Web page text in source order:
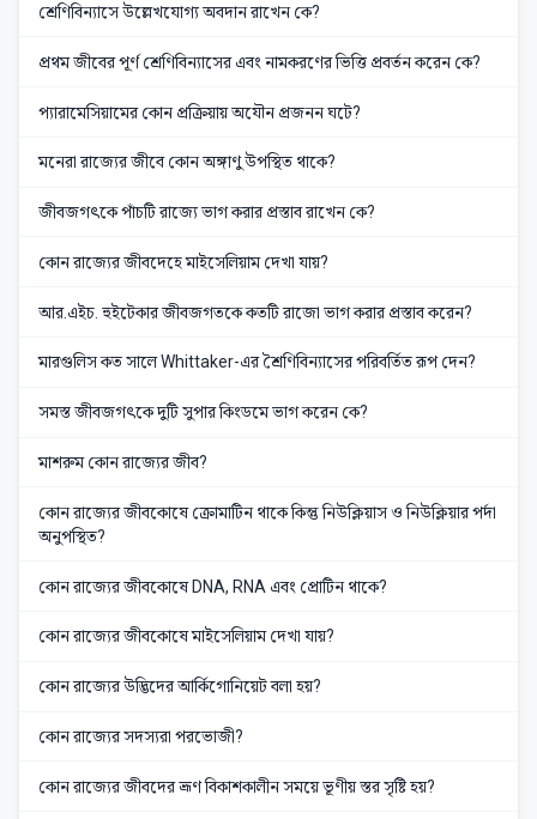
শ্রেণিবিন্যাসে উল্লেখযোগ্য অবদান রাখেন কে?
প্রথম জীবের পূর্ণ শ্রেণিবিন্যাসের এবং নামকরণের ভিত্তি প্রবর্তন করেন কে?
প্যারামেসিয়ামের কোন প্রক্রিয়ায় অযৌন প্রজনন ঘটে?
মনেরা রাজ্যের জীবে কোন অঙ্গাণু উপস্থিত থাকে?
জীবজগৎকে পাঁচটি রাজ্যে ভাগ করার প্রস্তাব রাখেন কে?
কোন রাজ্যের জীবদেহে মাইসেলিয়াম দেখা যায়?
আর.এইচ. হুইটেকার জীবজগতকে কতটি রাজো ভাগ করার প্রস্তাব করেন?
মারগুলিস কত সালে Whittaker-এর শ্রৈণিবিন্যাসের পরিবর্তিত রূপ দেন?
সমস্ত জীবজগৎকে দুটি সুপার কিংডমে ভাগ করেন কে?
মাশরুম কোন রাজ্যের জীব?
কোন রাজ্যের জীবকোষে ক্রোমাটিন থাকে কিন্তু নিউক্লিয়াস ও নিউক্লিয়ার পর্দা
অনুপস্থিত?
কোন রাজ্যের জীবকোষে DNA, RNA এবং প্রোটিন থাকে?
কোন রাজ্যের জীবকোষে মাইসেলিয়াম দেখা যায়?
কোন রাজ্যের উদ্ভিদের আর্কিগোনিয়েট বলা হয়?
কোন রাজ্যের সদস্যরা পরভোজী?
কোন রাজ্যের জীবদের ভ্রূণ বিকাশকালীন সময়ে ভূণীয় স্তর সৃষ্টি হয়?